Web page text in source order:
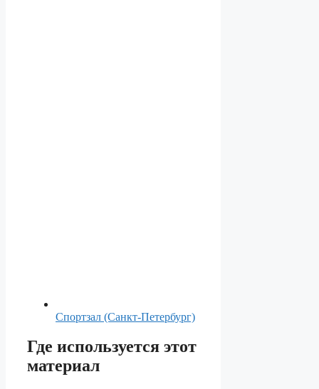
Спортзал (Санкт-Петербург)
Где используется этот
материал